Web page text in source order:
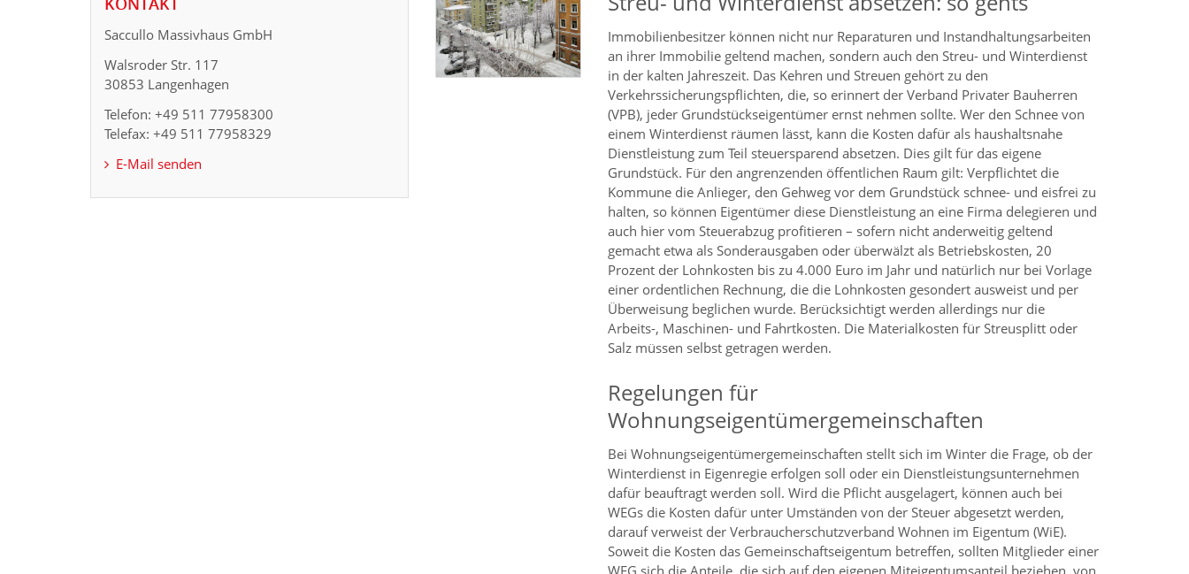
Immobilienbesitzer können nicht nur Reparaturen und Instandhaltungsarbeiten
an ihrer Immobilie geltend machen, sondern auch den Streu- und Winterdienst
in der kalten Jahreszeit. Das Kehren und Streuen gehört zu den
Verkehrssicherungspflichten, die, so erinnert der Verband Privater Bauherren
(VPB), jeder Grundstückseigentümer ernst nehmen sollte. Wer den Schnee von
einem Winterdienst räumen lässt, kann die Kosten dafür als haushaltsnahe
Dienstleistung zum Teil steuersparend absetzen. Dies gilt für das eigene
Grundstück. Für den angrenzenden öffentlichen Raum gilt: Verpflichtet die
Kommune die Anlieger, den Gehweg vor dem Grundstück schnee- und eisfrei zu
halten, so können Eigentümer diese Dienstleistung an eine Firma delegieren und
auch hier vom Steuerabzug profitieren – sofern nicht anderweitig geltend
gemacht etwa als Sonderausgaben oder überwälzt als Betriebskosten, 20
Prozent der Lohnkosten bis zu 4.000 Euro im Jahr und natürlich nur bei Vorlage
einer ordentlichen Rechnung, die die Lohnkosten gesondert ausweist und per
Überweisung beglichen wurde. Berücksichtigt werden allerdings nur die
Arbeits-, Maschinen- und Fahrtkosten. Die Materialkosten für Streusplitt oder
Salz müssen selbst getragen werden.
Regelungen für
Wohnungseigentümergemeinschaften
Bei Wohnungseigentümergemeinschaften stellt sich im Winter die Frage, ob der
Winterdienst in Eigenregie erfolgen soll oder ein Dienstleistungsunternehmen
dafür beauftragt werden soll. Wird die Pflicht ausgelagert, können auch bei
WEGs die Kosten dafür unter Umständen von der Steuer abgesetzt werden,
darauf verweist der Verbraucherschutzverband Wohnen im Eigentum (WiE).
Soweit die Kosten das Gemeinschaftseigentum betreffen, sollten Mitglieder einer
WEG sich die Anteile, die sich auf den eigenen Miteigentumsanteil beziehen, von
Saccullo Massivhaus GmbH
Walsroder Str. 117
30853 Langenhagen
Telefon: +49 511 77958300
Telefax: +49 511 77958329
E-Mail senden